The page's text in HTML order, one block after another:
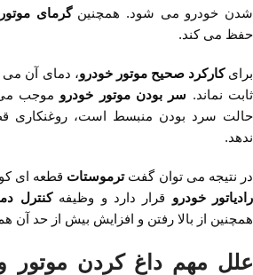
شدن خودرو می شود. همچنینگرمای موتور
حفظ می کند.
برایکارکرد صحیح موتور خودرو، دمای آن
ثابت نماند. سر بودن موتور خودرو موجب
حالت سرد بودن منبسط است، روغنکاری
ندهد.
در نتیجه می توان گفتترموستات قطعه ای
رادیاتور خودرو قرار دارد و وظیفهکنترل
همچنین از بالا رفتن و افزایش بیش از حد آن
علل مهم داغ کردن موتور و